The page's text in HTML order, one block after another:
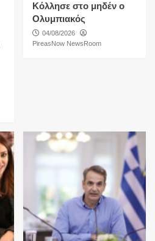
Κόλλησε στο μηδέν ο
Ολυμπιακός
04/08/2026
PireasNow NewsRoom